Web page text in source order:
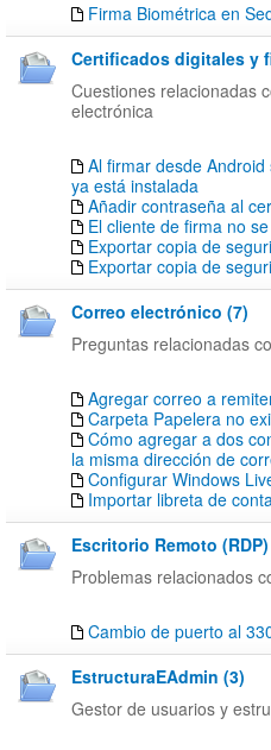
Firma Biométrica en
Certificados digitales y
Cuestiones relacionadas
electrónica
Al firmar desde
ya está instalada
Añadir contraseña al
El cliente de firma no
Exportar copia de
Exportar copia de
Correo electrónico (7)
Preguntas relacionadas
Agregar correo a
Carpeta Papelera no
Cómo agregar a dos
la misma dirección de
Configurar Windows
Importar libreta de
Escritorio Remoto
Problemas relacionados
Cambio de puerto al
EstructuraEAdmin (3)
Gestor de usuarios y